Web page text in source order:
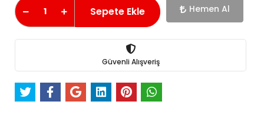
Sepete Ekle Hemen Al
Güvenli Alışveriş